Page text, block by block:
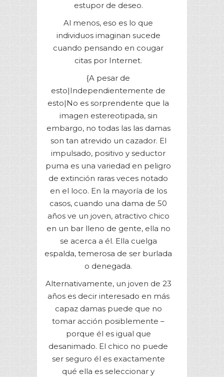
estupor de deseo.
Al menos, eso es lo que
individuos imaginan sucede
cuando pensando en cougar
citas por Internet.
{A pesar de
esto|Independientemente de
esto|No es sorprendente que la
imagen estereotipada, sin
embargo, no todas las las damas
son tan atrevido un cazador. El
impulsado, positivo y seductor
puma es una variedad en peligro
de extinción raras veces notado
en el loco. En la mayoría de los
casos, cuando una dama de 50
años ve un joven, atractivo chico
en un bar lleno de gente, ella no
se acerca a él. Ella cuelga
espalda, temerosa de ser burlada
o denegada.
Alternativamente, un joven de 23
años es decir interesado en más
capaz damas puede que no
tomar acción posiblemente –
porque él es igual que
desanimado. El chico no puede
ser seguro él es exactamente
qué ella es seleccionar y